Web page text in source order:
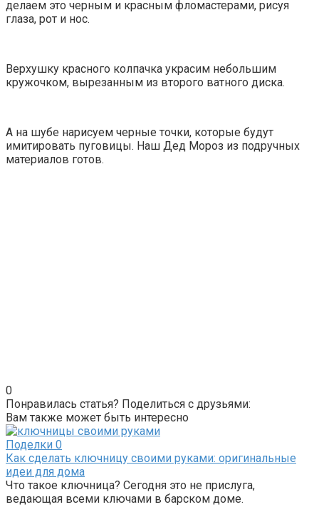
делаем это черным и красным фломастерами, рисуя
глаза, рот и нос.
Верхушку красного колпачка украсим небольшим
кружочком, вырезанным из второго ватного диска.
А на шубе нарисуем черные точки, которые будут
имитировать пуговицы. Наш Дед Мороз из подручных
материалов готов.
0
Понравилась статья? Поделиться с друзьями:
Вам также может быть интересно
Поделки 0
Как сделать ключницу своими руками: оригинальные
идеи для дома
Что такое ключница? Сегодня это не прислуга,
ведающая всеми ключами в барском доме.